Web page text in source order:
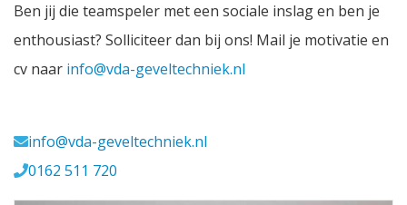
Login
Vacatures
Ben jij die teamspeler met een sociale inslag en ben je
enthousiast? Solliciteer dan bij ons! Mail je motivatie en
cv naar info@vda-geveltechniek.nl
info@vda-geveltechniek.nl
0162 511 720